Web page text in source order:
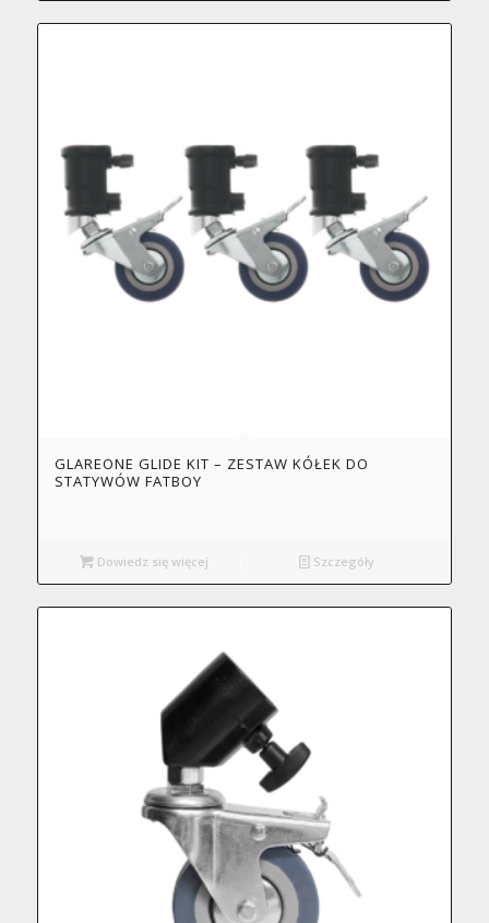
GLAREONE GLIDE KIT – ZESTAW KÓŁEK DO
STATYWÓW FATBOY
Dowiedz się więcej Szczegóły